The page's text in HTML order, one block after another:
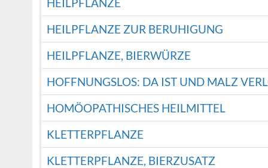
HEILPFLANZE ZUR BERUHIGUNG
HEILPFLANZE, BIERWÜRZE
HOFFNUNGSLOS: DA IST UND MALZ
HOMÖOPATHISCHES HEILMITTEL
KLETTERPFLANZE
KLETTERPFLANZE, BIERZUSATZ